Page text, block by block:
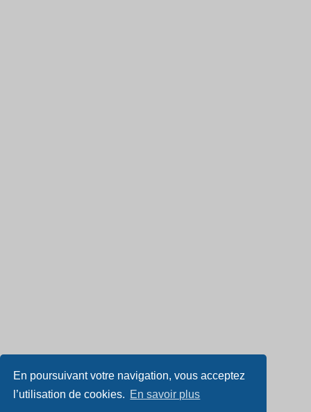
En poursuivant votre navigation, vous acceptez
l’utilisation de cookies. En savoir plus